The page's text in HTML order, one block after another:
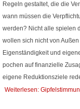
Regeln gestaltet, die die
wann müssen die
werden? Nicht alle spielen
wollen sich nicht von
Eigenständigkeit und
pochen auf finanzielle
eigene Reduktionsziele
Weiterlesen: